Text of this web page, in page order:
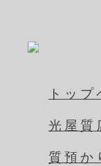
トップ
光屋質
質預か